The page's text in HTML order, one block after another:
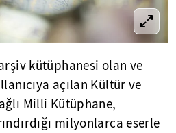
kütüphanesi olan ve
açılan Kültür ve
Milli Kütüphane,
milyonlarca eserle